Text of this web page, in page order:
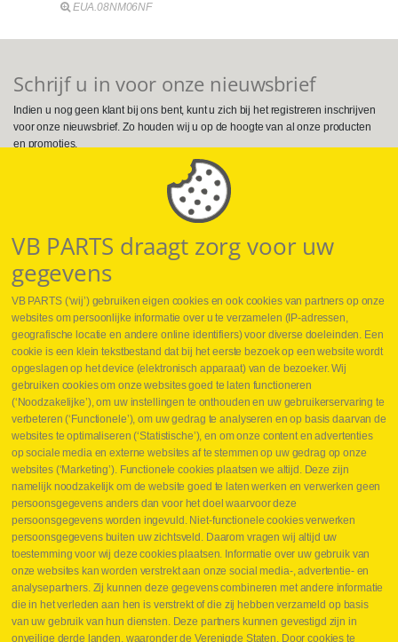
EUA.08NM06NF
Schrijf u in voor onze nieuwsbrief
Indien u nog geen klant bij ons bent, kunt u zich bij het registreren inschrijven
voor onze nieuwsbrief. Zo houden wij u op de hoogte van al onze producten
en promoties.
Volg ons op Social Media
Webshop
Nieuws
Jobs
Contact
Leveringen
Drukcontrole set
Persmaten
Herstellen cilinders
Hoe opmeten?
Hydrogroepen
Hydraulische slangen
Contact VB Parts
Abraham Hansstraat 7 ,B-8800 Roeselare
Tel. +32 (0)51 24 06 05
VB PARTS draagt zorg voor uw
gegevens
VB PARTS (‘wij’) gebruiken eigen cookies en ook cookies van partners op onze
websites om persoonlijke informatie over u te verzamelen (IP-adressen,
geografische locatie en andere online identifiers) voor diverse doeleinden. Een
cookie is een klein tekstbestand dat bij het eerste bezoek op een website wordt
opgeslagen op het device (elektronisch apparaat) van de bezoeker. Wij
gebruiken cookies om onze websites goed te laten functioneren
(‘Noodzakelijke’), om uw instellingen te onthouden en uw gebruikerservaring te
verbeteren (‘Functionele’), om uw gedrag te analyseren en op basis daarvan de
websites te optimaliseren (‘Statistische’), en om onze content en advertenties
op sociale media en externe websites af te stemmen op uw gedrag op onze
websites (‘Marketing’). Functionele cookies plaatsen we altijd. Deze zijn
namelijk noodzakelijk om de website goed te laten werken en verwerken geen
persoonsgegevens anders dan voor het doel waarvoor deze
persoonsgegevens worden ingevuld. Niet-functionele cookies verwerken
persoonsgegevens buiten uw zichtsveld. Daarom vragen wij altijd uw
toestemming voor wij deze cookies plaatsen. Informatie over uw gebruik van
onze websites kan worden verstrekt aan onze social media-, advertentie- en
analysepartners. Zij kunnen deze gegevens combineren met andere informatie
die in het verleden aan hen is verstrekt of die zij hebben verzameld op basis
van uw gebruik van hun diensten. Deze partners kunnen gevestigd zijn in
onveilige derde landen, waaronder de Verenigde Staten. Door cookies te